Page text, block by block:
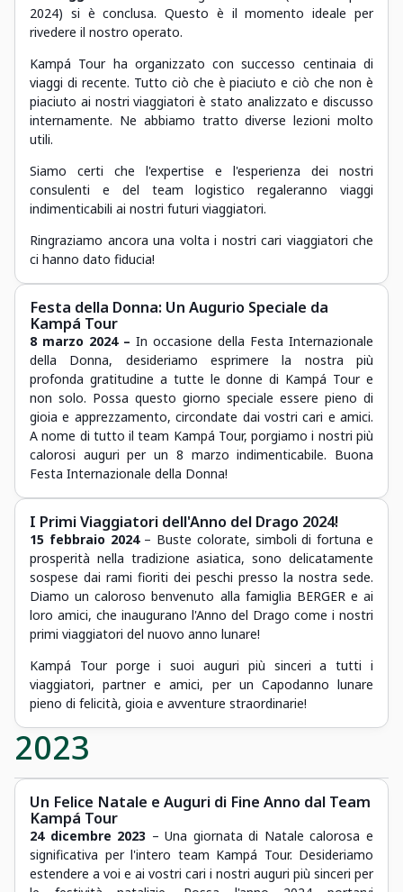
2024) si è conclusa. Questo è il momento ideale per
rivedere il nostro operato.
Kampá Tour ha organizzato con successo centinaia di
viaggi di recente. Tutto ciò che è piaciuto e ciò che non è
piaciuto ai nostri viaggiatori è stato analizzato e discusso
internamente. Ne abbiamo tratto diverse lezioni molto
utili.
Siamo certi che l'expertise e l'esperienza dei nostri
consulenti e del team logistico regaleranno viaggi
indimenticabili ai nostri futuri viaggiatori.
Ringraziamo ancora una volta i nostri cari viaggiatori che
ci hanno dato fiducia!
Festa della Donna: Un Augurio Speciale da
Kampá Tour
8 marzo 2024 – In occasione della Festa Internazionale
della Donna, desideriamo esprimere la nostra più
profonda gratitudine a tutte le donne di Kampá Tour e
non solo. Possa questo giorno speciale essere pieno di
gioia e apprezzamento, circondate dai vostri cari e amici.
A nome di tutto il team Kampá Tour, porgiamo i nostri più
calorosi auguri per un 8 marzo indimenticabile. Buona
Festa Internazionale della Donna!
I Primi Viaggiatori dell'Anno del Drago 2024!
15 febbraio 2024– Buste colorate, simboli di fortuna e
prosperità nella tradizione asiatica, sono delicatamente
sospese dai rami fioriti dei peschi presso la nostra sede.
Diamo un caloroso benvenuto alla famiglia BERGER e ai
loro amici, che inaugurano l'Anno del Drago come i nostri
primi viaggiatori del nuovo anno lunare!
Kampá Tour porge i suoi auguri più sinceri a tutti i
viaggiatori, partner e amici, per un Capodanno lunare
pieno di felicità, gioia e avventure straordinarie!
2023
Un Felice Natale e Auguri di Fine Anno dal Team
Kampá Tour
24 dicembre 2023 – Una giornata di Natale calorosa e
significativa per l'intero team Kampá Tour. Desideriamo
estendere a voi e ai vostri cari i nostri auguri più sinceri per